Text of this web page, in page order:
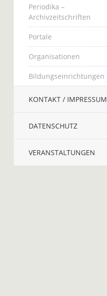
Periodika –
Archivzeitschriften
Portale
Organisationen
Bildungseinrichtungen
KONTAKT / IMPRESSUM
DATENSCHUTZ
VERANSTALTUNGEN